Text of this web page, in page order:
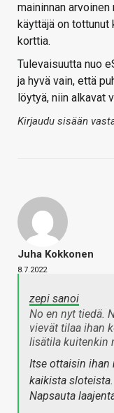
maininnan
käyttäjä on
korttia.
Tulevaisuutta nuo
ja hyvä vain, että
löytyä, niin alkavat
Kirjaudu sisään
Juha Kokkonen
8.7.2022
zepi sanoi
No en nyt tiedä.
vievät tilaa ihan
lisätila kuitenkin
Itse ottaisin ihan
kaikista sloteista.
Napsauta